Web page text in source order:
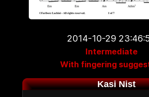
2014-10-29
Intermediate
With fingering
Kasi Nist